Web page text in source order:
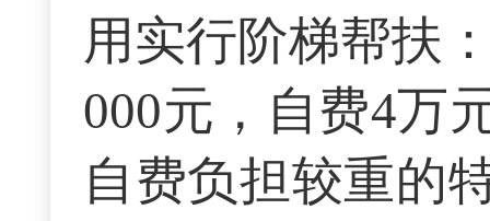
用实行阶梯帮扶
000元，自费4万
自费负担较重的